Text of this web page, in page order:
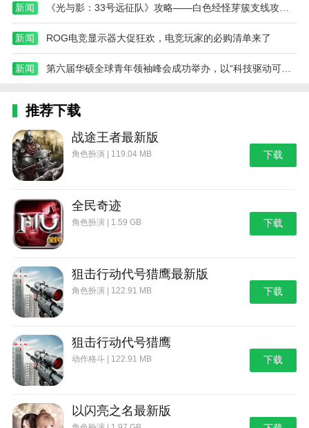
2、前期切记不要一创造士兵后直接进攻、多利用
工人生产出的资源合理运用，从而轻松过关。
3、擅长于发现敌方士兵和旷工都是先防守，很少
主动进攻。因此我们可以抓住这一点快速造就工人迅速
火柴人战争：遗产是一款比较经典的对战塔防游
戏，首先第一件事就是获取资源，我们点击屏幕左上角
的“锄头”按钮，可以召唤出挖矿的火柴人，它们拖着大
包来挖矿，然后我们可以获得更多的矿石召唤战斗类的
4、有足够的矿石，就能点击攻击类的火柴人，派
遣它们去摧毁敌人的基地。
如果挖矿的工人速度太慢，可以点击“闪电”记号，使用
钻石来增加挖矿速度。
这样我们就能快速获得足够多的矿石，用来召唤更
多攻击性火柴人。
5、火柴人战争遗产游戏屏幕右上角有三个按钮，
向左的箭头按钮点击后，我们的所有火柴人都会退守到
击到敌人，不过这也会造成我们基地的损耗。
新闻 《光与影：33号远征队》攻略——白色经怪芽簇支线攻略分享
新闻 ROG电竞显示器大促狂欢，电竞玩家的必购清单来了
新闻 第六届华硕全球青年领袖峰会成功举办，以“科技驱动可持续”赋能全球青年
推荐下载
战途王者最新版
角色扮演 | 119.04 MB 下载
全民奇迹
角色扮演 | 1.59 GB 下载
狙击行动代号猎鹰最新版
角色扮演 | 122.91 MB 下载
狙击行动代号猎鹰
动作格斗 | 122.91 MB 下载
以闪亮之名最新版